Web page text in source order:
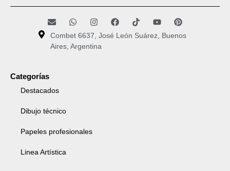
Combet 6637, José León Suárez, Buenos
Aires, Argentina
Categorías
Destacados
Dibujo técnico
Papeles profesionales
Linea Artística